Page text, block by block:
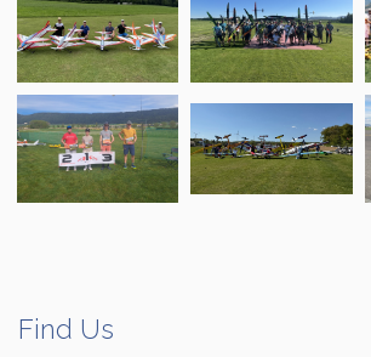
Find Us